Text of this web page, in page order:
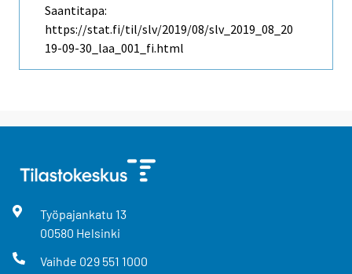
Saantitapa:
https://stat.fi/til/slv/2019/08/slv_2019_08_20
19-09-30_laa_001_fi.html
Työpajankatu 13
00580 Helsinki
Vaihde 029 551 1000